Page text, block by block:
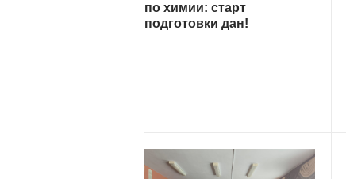
по химии: старт
подготовки дан!